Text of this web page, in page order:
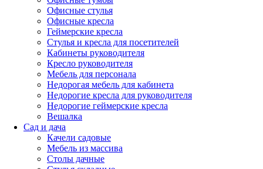
Офисные стулья
Офисные кресла
Геймерские кресла
Стулья и кресла для посетителей
Кабинеты руководителя
Кресло руководителя
Мебель для персонала
Недорогая мебель для кабинета
Недорогие кресла для руководителя
Недорогие геймерские кресла
Вешалка
Сад и дача
Качели садовые
Мебель из массива
Столы дачные